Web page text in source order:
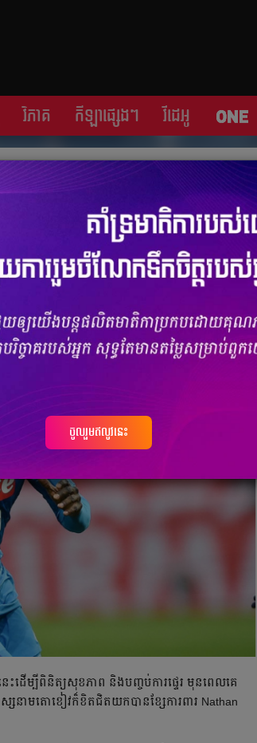
វិភាគ កីឡា​ផ្សេង​ៗ វីដេអូ
រពារ​ម្នាក់​ពី​ក្លឹប Napoli
ចំនួនមតិ0| ចំនួនចែករំលែក 0
Koulibaly ពី​ក្លឹប​ Napoli លើក​កិច្ចសន្យា​រយៈពេល​
ើម្បី​ពិនិត្យ​សុខភាព និង​បញ្ចប់​ការ​ផ្ទេរ មុន​ពេល​គេ​
នាម​តោខៀវ​ក៏​ខិតជិត​យក​បាន​ខ្សែ​ការពារ​ Nathan
ចូលរួមឥលូវនេះ